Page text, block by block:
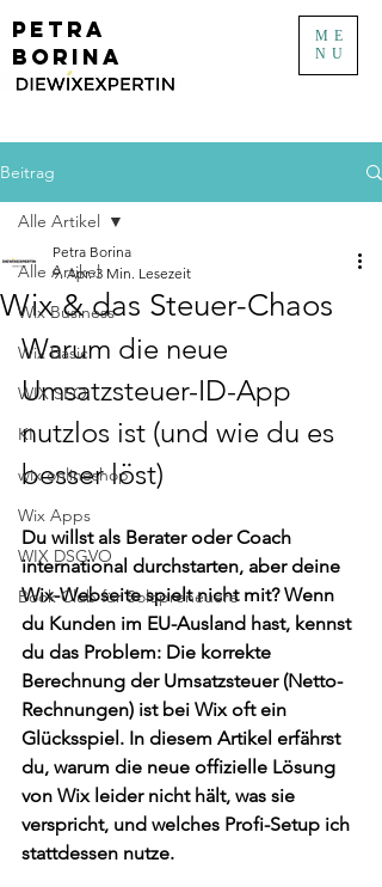
PETRA
BORINA
ME
NU
Beitrag
Alle Artikel
Wix Business
Wix Basic
WIX SEO
KI
wix onlineshop
Wix Apps
WIX DSGVO
Book Club für Solopreneuere
Alle Artikel
Wix & das Steuer-Chaos
Petra Borina
9. Apr. 3 Min. Lesezeit
Warum die neue
Umsatzsteuer-ID-App
nutzlos ist (und wie du es
besser löst)
Du willst als Berater oder Coach
international durchstarten, aber deine
Wix-Webseite spielt nicht mit? Wenn
du Kunden im EU-Ausland hast, kennst
du das Problem: Die korrekte
Berechnung der Umsatzsteuer (Netto-
Rechnungen) ist bei Wix oft ein
Glücksspiel. In diesem Artikel erfährst
du, warum die neue offizielle Lösung
von Wix leider nicht hält, was sie
verspricht, und welches Profi-Setup ich
stattdessen nutze.